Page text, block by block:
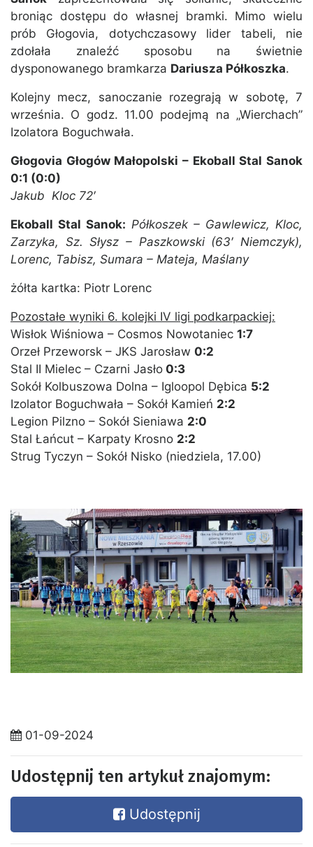
broniąc dostępu do własnej bramki. Mimo wielu
prób Głogovia, dotychczasowy lider tabeli, nie
zdołała znaleźć sposobu na świetnie
dysponowanego bramkarza Dariusza Półkoszka.
Kolejny mecz, sanoczanie rozegrają w sobotę, 7
września. O godz. 11.00 podejmą na „Wierchach”
Izolatora Boguchwała.
Głogovia Głogów Małopolski – Ekoball Stal Sanok
0:1 (0:0)
Jakub Kloc 72′
Ekoball Stal Sanok: Półkoszek – Gawlewicz, Kloc,
Zarzyka, Sz. Słysz – Paszkowski (63′ Niemczyk),
Lorenc, Tabisz, Sumara – Mateja, Maślany
żółta kartka: Piotr Lorenc
Pozostałe wyniki 6. kolejki IV ligi podkarpackiej:
Wisłok Wiśniowa – Cosmos Nowotaniec 1:7
Orzeł Przeworsk – JKS Jarosław 0:2
Stal II Mielec – Czarni Jasło 0:3
Sokół Kolbuszowa Dolna – Igloopol Dębica 5:2
Izolator Boguchwała – Sokół Kamień 2:2
Legion Pilzno – Sokół Sieniawa 2:0
Stal Łańcut – Karpaty Krosno 2:2
Strug Tyczyn – Sokół Nisko (niedziela, 17.00)
01-09-2024
Udostępnij ten artykuł znajomym:
Udostępnij